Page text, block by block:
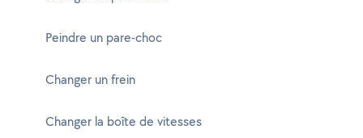
Peindre un pare-choc
Changer un frein
Changer la boîte de vitesses